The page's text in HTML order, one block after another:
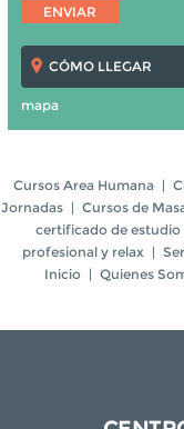
CÓMO LLEGAR
mapa
Cursos Area Humana |
Jornadas | Cursos de
certificado de estudio
profesional y relax |
Inicio | Quienes